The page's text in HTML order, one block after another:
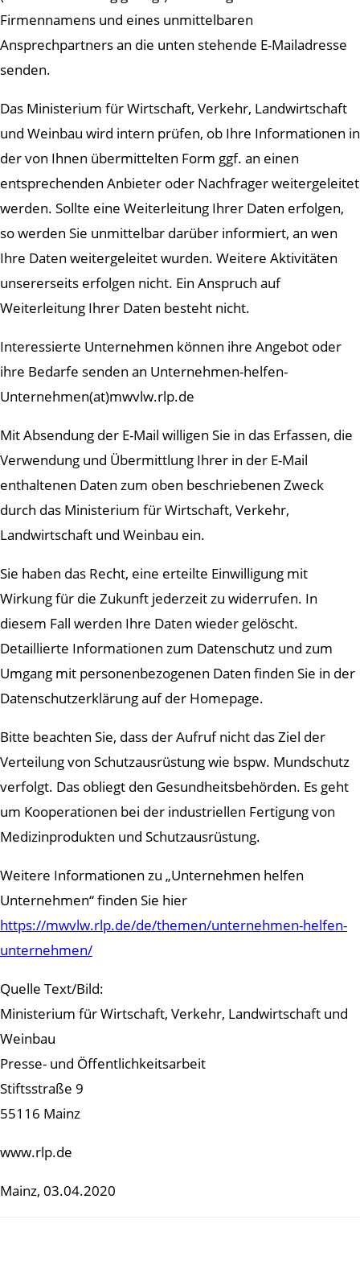
Firmennamens und eines unmittelbaren
Ansprechpartners an die unten stehende E-Mailadresse
senden.
Das Ministerium für Wirtschaft, Verkehr, Landwirtschaft
und Weinbau wird intern prüfen, ob Ihre Informationen in
der von Ihnen übermittelten Form ggf. an einen
entsprechenden Anbieter oder Nachfrager weitergeleitet
werden. Sollte eine Weiterleitung Ihrer Daten erfolgen,
so werden Sie unmittelbar darüber informiert, an wen
Ihre Daten weitergeleitet wurden. Weitere Aktivitäten
unsererseits erfolgen nicht. Ein Anspruch auf
Weiterleitung Ihrer Daten besteht nicht.
Interessierte Unternehmen können ihre Angebot oder
ihre Bedarfe senden an Unternehmen-helfen-
Unternehmen(at)mwvlw.rlp.de
Mit Absendung der E-Mail willigen Sie in das Erfassen, die
Verwendung und Übermittlung Ihrer in der E-Mail
enthaltenen Daten zum oben beschriebenen Zweck
durch das Ministerium für Wirtschaft, Verkehr,
Landwirtschaft und Weinbau ein.
Sie haben das Recht, eine erteilte Einwilligung mit
Wirkung für die Zukunft jederzeit zu widerrufen. In
diesem Fall werden Ihre Daten wieder gelöscht.
Detaillierte Informationen zum Datenschutz und zum
Umgang mit personenbezogenen Daten finden Sie in der
Datenschutzerklärung auf der Homepage.
Bitte beachten Sie, dass der Aufruf nicht das Ziel der
Verteilung von Schutzausrüstung wie bspw. Mundschutz
verfolgt. Das obliegt den Gesundheitsbehörden. Es geht
um Kooperationen bei der industriellen Fertigung von
Medizinprodukten und Schutzausrüstung.
Weitere Informationen zu „Unternehmen helfen
Unternehmen“ finden Sie hier
https://mwvlw.rlp.de/de/themen/unternehmen-helfen-
unternehmen/
Quelle Text/Bild:
Ministerium für Wirtschaft, Verkehr, Landwirtschaft und
Weinbau
Presse- und Öffentlichkeitsarbeit
Stiftsstraße 9
55116 Mainz
www.rlp.de
Mainz, 03.04.2020